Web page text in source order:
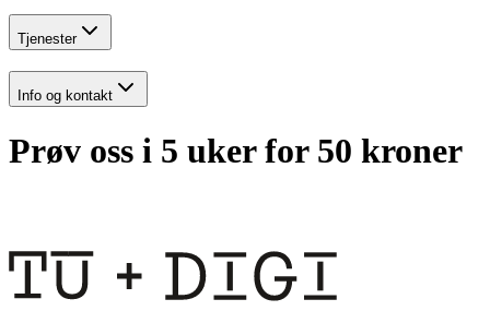
Tjenester
Info og kontakt
Prøv oss i 5 uker for 50 kroner